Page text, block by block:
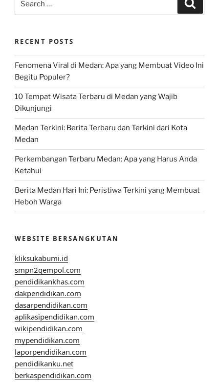
for:
RECENT POSTS
Fenomena Viral di Medan: Apa yang Membuat Video Ini
Begitu Populer?
10 Tempat Wisata Terbaru di Medan yang Wajib
Dikunjungi
Medan Terkini: Berita Terbaru dan Terkini dari Kota
Medan
Perkembangan Terbaru Medan: Apa yang Harus Anda
Ketahui
Berita Medan Hari Ini: Peristiwa Terkini yang Membuat
Heboh Warga
WEBSITE BERSANGKUTAN
kliksukabumi.id
smpn2gempol.com
pendidikankhas.com
dakpendidikan.com
dasarpendidikan.com
aplikasipendidikan.com
wikipendidikan.com
mypendidikan.com
laporpendidikan.com
pendidikanku.net
berkaspendidikan.com